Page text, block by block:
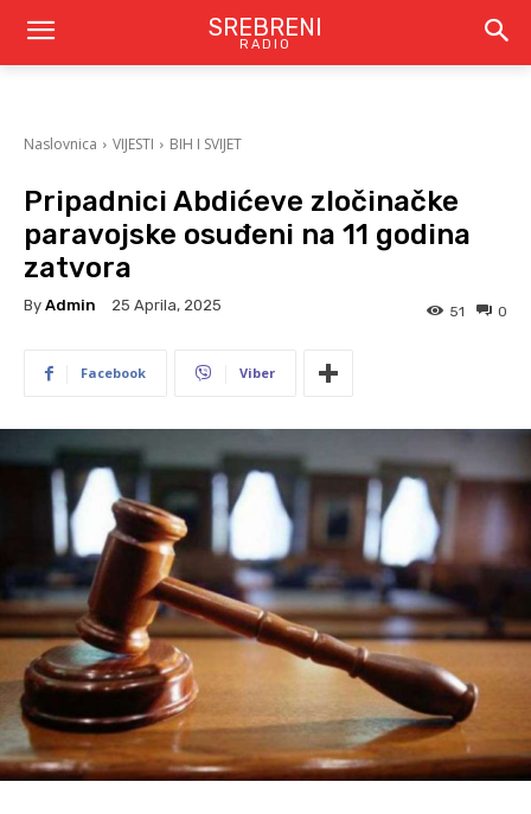
SREBRENI
RADIO
Naslovnica VIJESTI BIH I SVIJET
Pripadnici Abdićeve zločinačke
paravojske osuđeni na 11 godina
zatvora
By Admin 25 Aprila, 2025 0
51
Facebook Viber